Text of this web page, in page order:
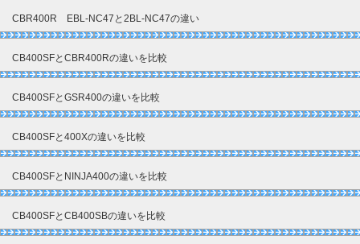
CBR400R EBL-NC47と2BL-NC47の違い
CB400SFとCBR400Rの違いを比較
CB400SFとGSR400の違いを比較
CB400SFと400Xの違いを比較
CB400SFとNINJA400の違いを比較
CB400SFとCB400SBの違いを比較